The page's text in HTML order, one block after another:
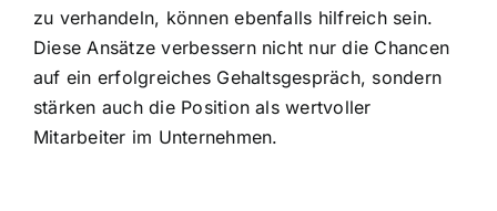
zu verhandeln, können ebenfalls hilfreich sein.
Diese Ansätze verbessern nicht nur die Chancen
auf ein erfolgreiches Gehaltsgespräch, sondern
stärken auch die Position als wertvoller
Mitarbeiter im Unternehmen.